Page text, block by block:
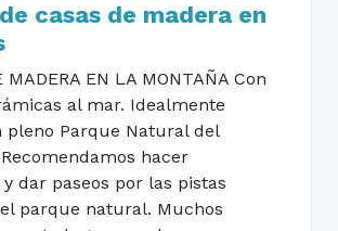
casas de madera en
MADERA EN LA MONTAÑA Con
al mar. Idealmente
pleno Parque Natural del
hacer
dar paseos por las pistas
parque natural. Muchos